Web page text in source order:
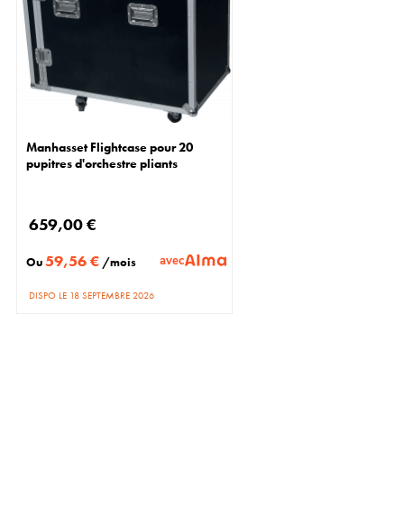
Manhasset Flightcase pour 20
pupitres d'orchestre pliants
659,00 €
Ou59,56 € /mois avec
DISPO LE 18 SEPTEMBRE 2026